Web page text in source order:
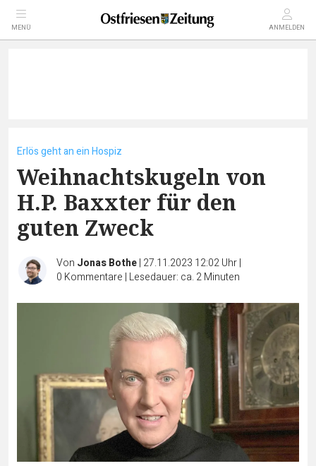
MENÜ ANMELDEN
Erlös geht an ein Hospiz
Weihnachtskugeln von
H.P. Baxxter für den
guten Zweck
Von Jonas Bothe| 27.11.2023 12:02 Uhr|
0 Kommentare | Lesedauer: ca. 2 Minuten